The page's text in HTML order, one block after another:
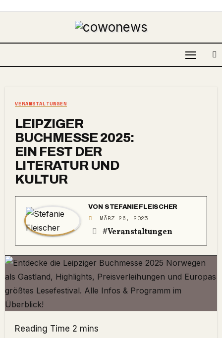
VERANSTALTUNGEN
LEIPZIGER
BUCHMESSE 2025:
EIN FEST DER
LITERATUR UND
KULTUR
VON STEFANIE FLEISCHER
MÄRZ 26, 2025
#Veranstaltungen